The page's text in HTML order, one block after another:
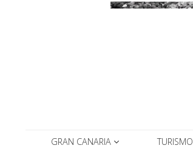
GRAN CANARIA TURISMO